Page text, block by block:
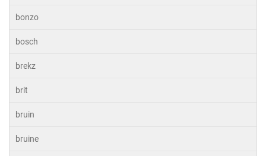
bonzo
bosch
brekz
brit
bruin
bruine